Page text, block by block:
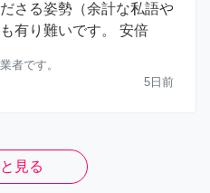
さる姿勢（余計な私語や
有り難いです。 安倍
者です。
5日前
見る